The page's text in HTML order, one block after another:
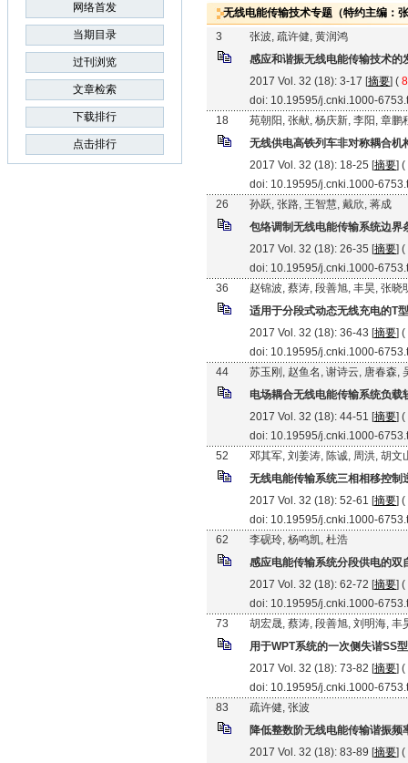
网络首发
当期目录
过刊浏览
文章检索
下载排行
点击排行
无线电能传输技术专题（特约主编：
3
张波, 疏许健, 黄润鸿
感应和谐振无线电能传输技术的
2017 Vol. 32 (18): 3-17 [摘要] (
doi: 10.19595/j.cnki.1000-
18
苑朝阳, 张献, 杨庆新, 李阳, 章鹏
无线供电高铁列车非对称耦合机
2017 Vol. 32 (18): 18-25 [摘要] (
doi: 10.19595/j.cnki.1000-
26
孙跃, 张路, 王智慧, 戴欣, 蒋成
包络调制无线电能传输系统边界
2017 Vol. 32 (18): 26-35 [摘要] (
doi: 10.19595/j.cnki.1000-
36
赵锦波, 蔡涛, 段善旭, 丰昊, 张晓
适用于分段式动态无线充电的T
2017 Vol. 32 (18): 36-43 [摘要] (
doi: 10.19595/j.cnki.1000-
44
苏玉刚, 赵鱼名, 谢诗云, 唐春森,
电场耦合无线电能传输系统负载
2017 Vol. 32 (18): 44-51 [摘要] (
doi: 10.19595/j.cnki.1000-
52
邓其军, 刘姜涛, 陈诚, 周洪, 胡文
无线电能传输系统三相相移控制
2017 Vol. 32 (18): 52-61 [摘要] (
doi: 10.19595/j.cnki.1000-
62
李砚玲, 杨鸣凯, 杜浩
感应电能传输系统分段供电的双
2017 Vol. 32 (18): 62-72 [摘要] (
doi: 10.19595/j.cnki.1000-
73
胡宏晟, 蔡涛, 段善旭, 刘明海, 丰
用于WPT系统的一次侧失谐SS
2017 Vol. 32 (18): 73-82 [摘要] (
doi: 10.19595/j.cnki.1000-
83
疏许健, 张波
降低整数阶无线电能传输谐振频
2017 Vol. 32 (18): 83-89 [摘要] (